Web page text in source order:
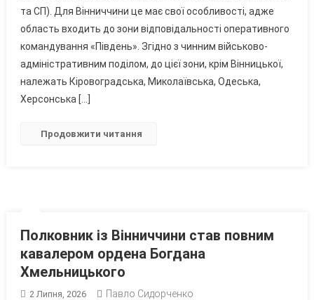
Та
Які
Зміни
Чекають
та СП). Для Вінниччини це має свої особливості, адже
область входить до зони відповідальності оперативного
командування «Південь». Згідно з чинним військово-
адміністративним поділом, до цієї зони, крім Вінницької,
належать Кіровоградська, Миколаївська, Одеська,
Херсонська […]
Продовжити читання
Полковник із Вінниччини став повним
кавалером ордена Богдана
Хмельницького
2 Липня, 2026 Павло Сидорченко